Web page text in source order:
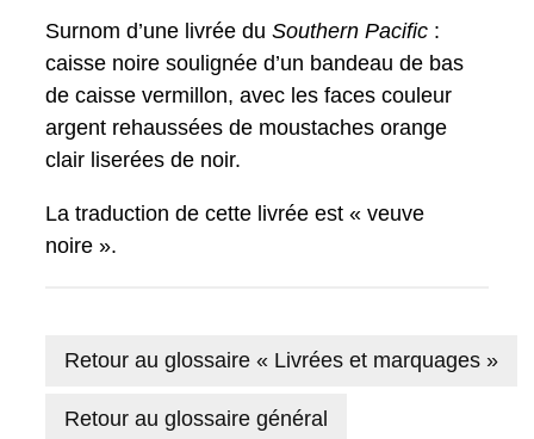
Surnom d’une livrée du Southern Pacific :
caisse noire soulignée d’un bandeau de bas
de caisse vermillon, avec les faces couleur
argent rehaussées de moustaches orange
clair liserées de noir.
La traduction de cette livrée est « veuve
noire ».
Retour au glossaire « Livrées et marquages »
Retour au glossaire général